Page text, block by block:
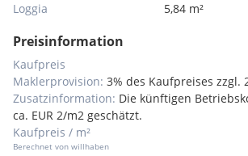
Loggia
5,84 m²
Preisinformation
Kaufpreis
Maklerprovision: 3% des Kaufpreises zzgl.
Zusatzinformation: Die künftigen
ca. EUR 2/m2 geschätzt.
Kaufpreis / m²
Berechnet von willhaben